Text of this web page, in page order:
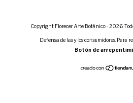
Copyright Florecer Arte Botánico - 2026.
Defensa de las y los consumidores. Para
Botón de